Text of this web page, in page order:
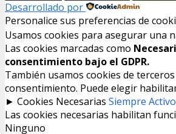
Desarrollado por
Personalice sus preferencias de
Usamos cookies para asegurar una
Las cookies marcadas como
consentimiento bajo el GDPR.
También usamos cookies de
consentimiento. Puede elegir
► Cookies Necesarias Siempre Activo
Las cookies necesarias habilitan
Ninguno